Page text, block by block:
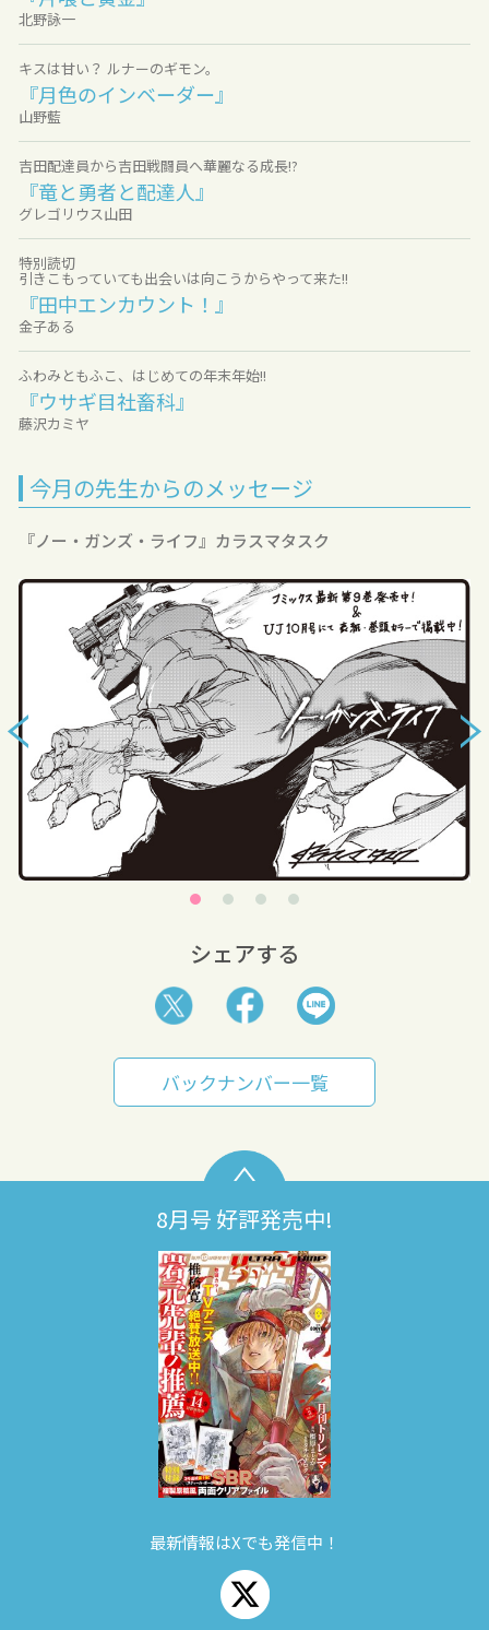
北野詠一
キスは甘い？ ルナーのギモン。
『月色のインベーダー』
山野藍
吉田配達員から吉田戦闘員へ華麗なる成長!?
『竜と勇者と配達人』
グレゴリウス山田
特別読切
引きこもっていても出会いは向こうからやって来た!!
『田中エンカウント！』
金子ある
ふわみともふこ、はじめての年末年始!!
『ウサギ目社畜科』
藤沢カミヤ
今月の先生からのメッセージ
『ノー・ガンズ・ライフ』カラスマタスク
シェアする
バックナンバー一覧
8月号 好評発売中!
最新情報はXでも発信中！